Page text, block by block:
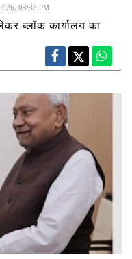
03:38 PM
ब्लॉक कार्यालय का